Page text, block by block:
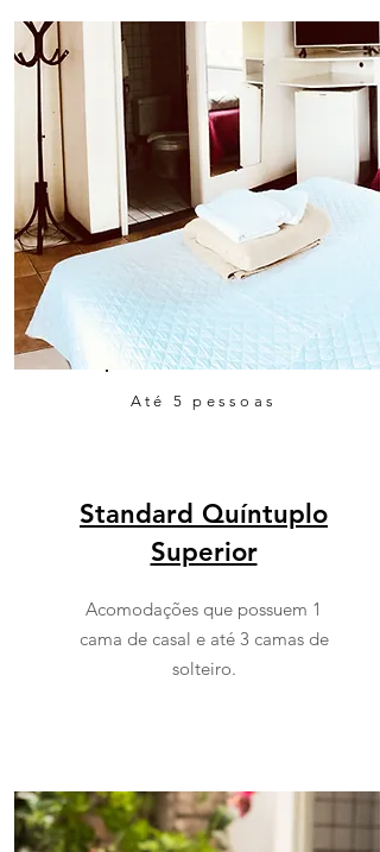
Até 5 pessoas
Standard Quíntuplo
Superior
Acomodações que possuem 1
cama de casal e até 3 camas de
solteiro.